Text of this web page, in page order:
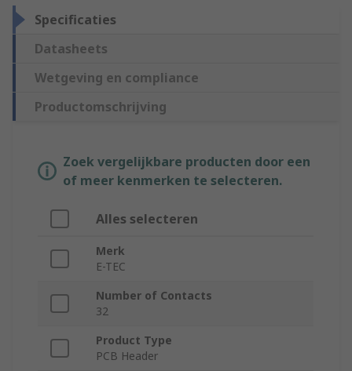
Specificaties
Datasheets
Wetgeving en compliance
Productomschrijving
Zoek vergelijkbare producten door een
of meer kenmerken te selecteren.
Alles selecteren
Merk
E-TEC
Number of Contacts
32
Product Type
PCB Header